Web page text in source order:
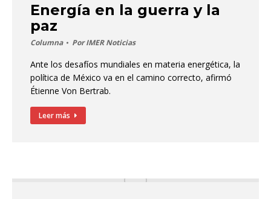
Energía en la guerra y la
paz
Columna PorIMER Noticias
Ante los desafíos mundiales en materia energética, la
política de México va en el camino correcto, afirmó
Étienne Von Bertrab.
Leer más